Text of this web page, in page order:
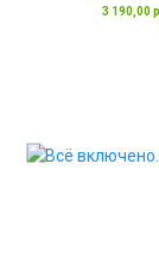
3 190,00